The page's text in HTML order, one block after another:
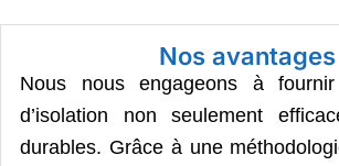
Nos avantages
Nous nous engageons à
d’isolation non seulement
durables. Grâce à une